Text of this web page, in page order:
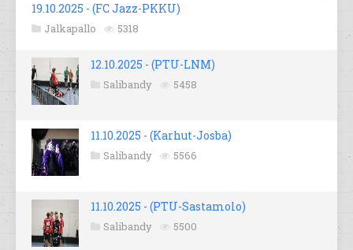
19.10.2025 - (FC Jazz-PKKU)
Jalkapallo 5318
12.10.2025 - (PTU-LNM)
Salibandy 5458
11.10.2025 - (Karhut-Josba)
Salibandy 5566
11.10.2025 - (PTU-Sastamolo)
Salibandy 5500